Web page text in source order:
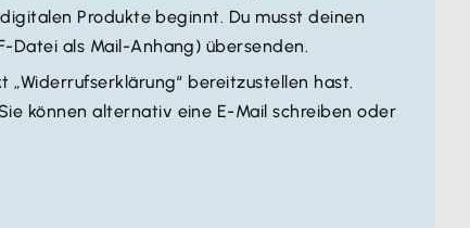
Produkte beginnt. Du musst deinen
Datei als Mail-Anhang) übersenden.
bereitzustellen hast.
können alternativ eine E-Mail schreiben oder